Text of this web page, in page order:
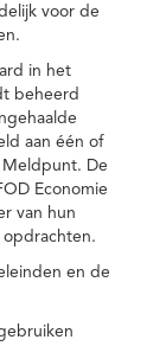
voor de
in het
beheerd
aan één of
De
Economie
van hun
en de